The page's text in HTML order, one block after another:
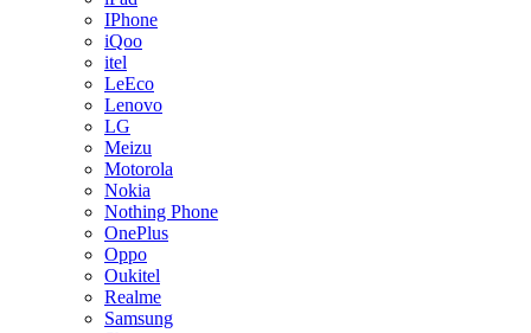
IPhone
iQoo
itel
LeEco
Lenovo
LG
Meizu
Motorola
Nokia
Nothing Phone
OnePlus
Oppo
Oukitel
Realme
Samsung